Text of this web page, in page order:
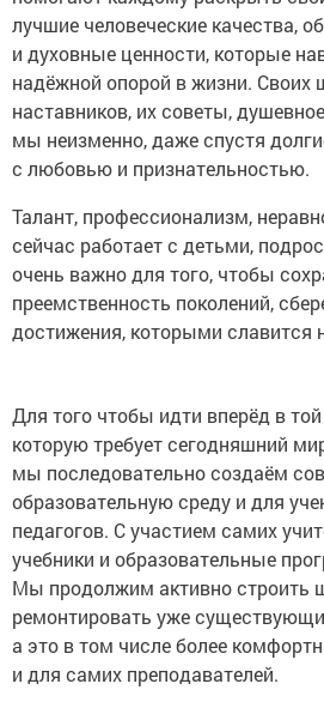
и духовные ценности, которые
надёжной опорой в жизни. Своих
наставников, их советы,
мы неизменно, даже спустя
с любовью и признательностью.
сейчас работает с детьми,
очень важно для того, чтобы
преемственность поколений,
достижения, которыми славится
которую требует сегодняшний
мы последовательно создаём
образовательную среду и для
педагогов. С участием самих
учебники и образовательные
Мы продолжим активно строить
ремонтировать уже
а это в том числе более
и для самих преподавателей.